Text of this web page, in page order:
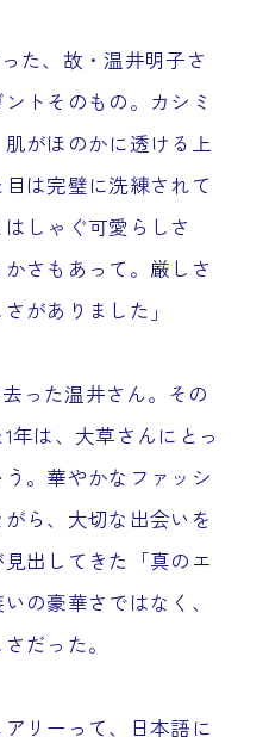
た、故・温井明子さ
トそのもの。カシミ
がほのかに透ける上
は完璧に洗練されて
しゃぐ可愛らしさ
さもあって。厳しさ
がありました」
った温井さん。その
年は、大草さんにとっ
。華やかなファッシ
ら、大切な出会いを
出してきた「真のエ
の豪華さではなく、
だった。
アリーって、日本語に